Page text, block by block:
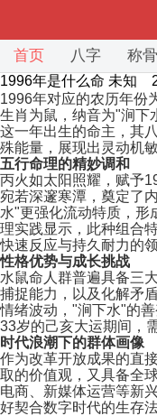
首页 八字 称骨
1996年是什么命 未知
1996年对应的农历年份
生肖为鼠，纳音为"涧下
这一年出生的命主，其
殊能量，展现出灵动机
五行命理的精妙调和
丙火如太阳照耀，赋予
宛若深邃寒潭，奠定了
水"更强化流动特质，形
理实践显示，此种组合
快速反应与持久耐力的领
性格优势与成长挑战
水鼠命人群普遍具备三
捕捉能力，以及化解矛
情绪波动，"涧下水"的
33岁的己亥大运期间，
时代浪潮下的群体画像
作为改革开放成果的直
取的价值观，又具备全
电商、新媒体运营等新
好契合数字时代的生存法